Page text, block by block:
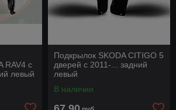
RAV4 с
левый
Подкрылок SKODA CITIGO 5
дверей с 2011-... задний
левый
В наличии